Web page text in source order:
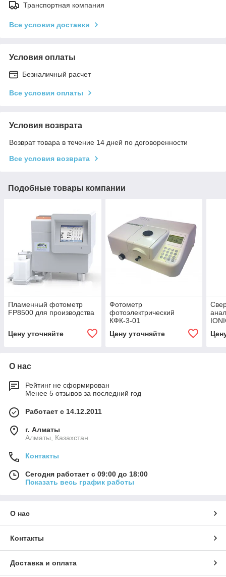
Транспортная компания
Все условия доставки
Условия оплаты
Безналичный расчет
Все условия оплаты
Условия возврата
Возврат товара в течение 14 дней по договоренности
Все условия возврата
Подобные товары компании
Пламенный фотометр
FP8500 для производства
Цену уточняйте
Фотометр
фотоэлектрический
КФК-3-01
Цену уточняйте
О нас
Рейтинг не сформирован
Менее 5 отзывов за последний год
Работает с 14.12.2011
г. Алматы
Алматы, Казахстан
Контакты
Сегодня работает с 09:00 до 18:00
Показать весь график работы
О нас
Контакты
Доставка и оплата